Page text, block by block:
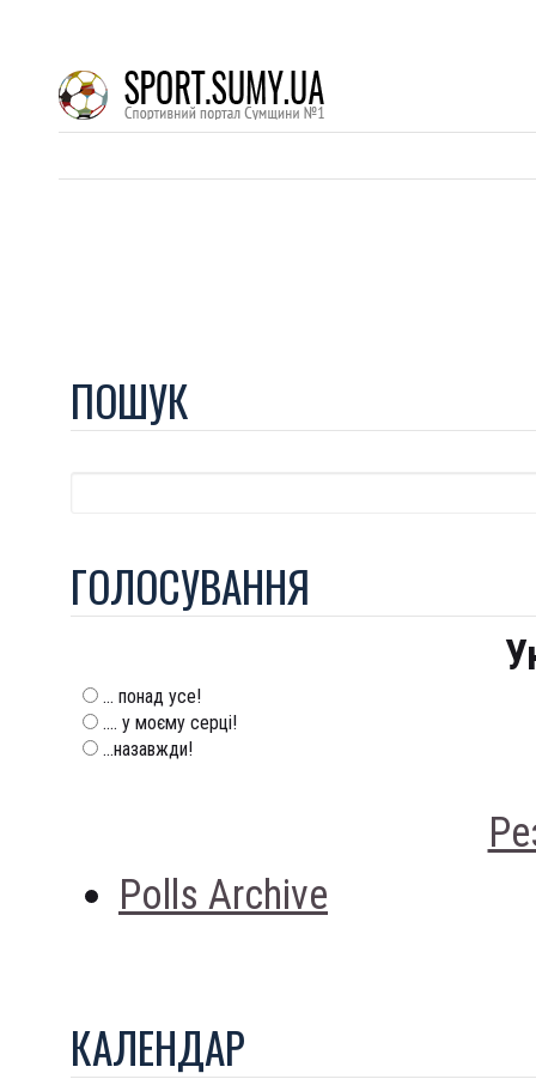
ПОШУК
ГОЛОСУВАННЯ
... понад усе!
.... у моєму серці!
...назавжди!
Polls Archive
КАЛЕНДАР